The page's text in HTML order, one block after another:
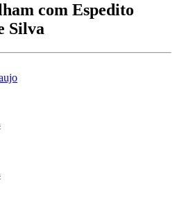
com Espedito
Silva